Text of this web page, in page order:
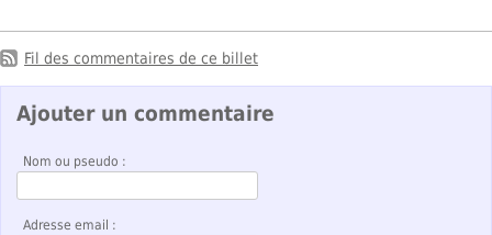
Fil des commentaires de ce billet
Ajouter un commentaire
Nom ou pseudo :
Adresse email :